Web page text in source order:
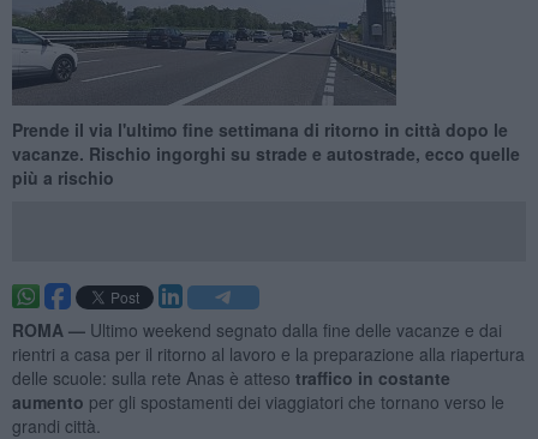
Prende il via l'ultimo fine settimana di ritorno in città dopo le
vacanze. Rischio ingorghi su strade e autostrade, ecco quelle
più a rischio
ROMA — Ultimo weekend segnato dalla fine delle vacanze e dai
rientri a casa per il ritorno al lavoro e la preparazione alla riapertura
delle scuole: sulla rete Anas è atteso traffico in costante
aumento per gli spostamenti dei viaggiatori che tornano verso le
grandi città.